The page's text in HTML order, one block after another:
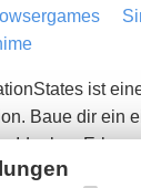
ist
Baue dir ein
Idealen.
einen Staat